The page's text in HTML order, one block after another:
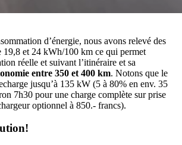
d’énergie, nous avons relevé des
19,8 et 24 kWh/100 km ce qui permet
réelle et suivant l’itinéraire et sa
entre 350 et 400 km. Notons que le
jusqu’à 135 kW (5 à 80% en env. 35
7h30 pour une charge complète sur prise
optionnel à 850.- francs).